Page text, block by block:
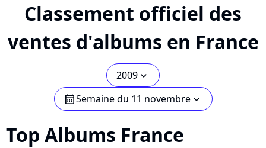
Classement officiel des
ventes d'albums en France
2009 chevron_bot
calendarSemaine du 11 novembrechevron_bot
Top Albums France